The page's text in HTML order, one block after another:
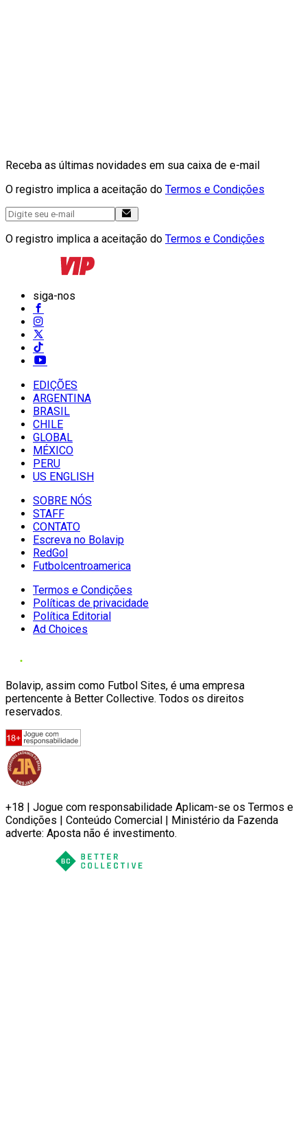
Receba as últimas novidades em sua caixa de e-mail
O registro implica a aceitação do Termos e Condições
O registro implica a aceitação do Termos e Condições
siga-nos
EDIÇÕES
ARGENTINA
BRASIL
CHILE
GLOBAL
MÉXICO
PERU
US ENGLISH
SOBRE NÓS
STAFF
CONTATO
Escreva no Bolavip
RedGol
Futbolcentroamerica
Termos e Condições
Políticas de privacidade
Política Editorial
Ad Choices
Bolavip, assim como Futbol Sites, é uma empresa
pertencente à Better Collective. Todos os direitos
reservados.
+18 | Jogue com responsabilidade Aplicam-se os Termos e
Condições | Conteúdo Comercial | Ministério da Fazenda
adverte: Aposta não é investimento.